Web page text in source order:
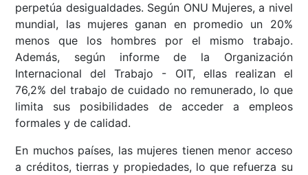
perpetúa desigualdades. Según ONU Mujeres, a nivel
mundial, las mujeres ganan en promedio un 20%
menos que los hombres por el mismo trabajo.
Además, según informe de la Organización
Internacional del Trabajo - OIT, ellas realizan el
76,2% del trabajo de cuidado no remunerado, lo que
limita sus posibilidades de acceder a empleos
formales y de calidad.
En muchos países, las mujeres tienen menor acceso
a créditos, tierras y propiedades, lo que refuerza su